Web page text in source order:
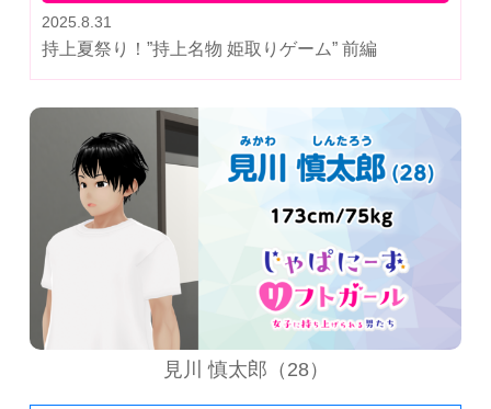
2025.8.31
持上夏祭り！”持上名物 姫取りゲーム” 前編
見川 慎太郎（28）